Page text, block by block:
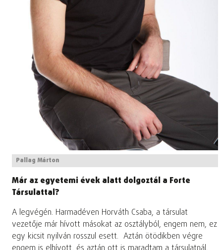
Pallag Márton
Már az egyetemi évek alatt dolgoztál a Forte
Társulattal?
A legvégén. Harmadéven Horváth Csaba, a társulat
vezetője már hívott másokat az osztályból, engem nem, ez
egy kicsit nyilván rosszul esett. Aztán ötödikben végre